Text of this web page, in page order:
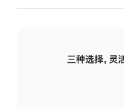
三种选择，灵